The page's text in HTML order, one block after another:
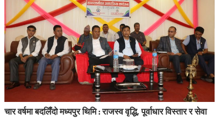
चार वर्षमा बदलिँदो मध्यपुर थिमि : राजस्व वृद्धि, पूर्वाधार विस्तार र सेवा